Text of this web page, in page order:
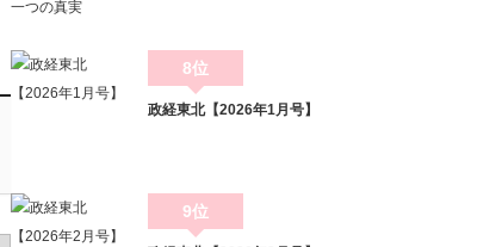
8位
政経東北【2026年1月号】
9位